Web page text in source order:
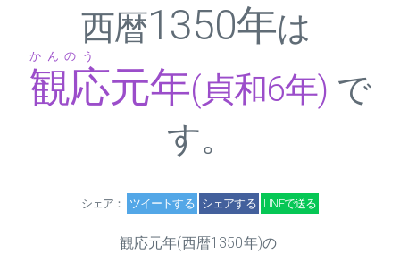
西暦1350年は
観応元年
かんのう
(貞和6年) で
す。
シェア： ツイートする シェアする LINEで送る
観応元年(西暦1350年)の